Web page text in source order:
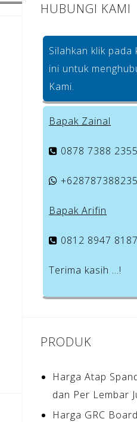
HUBUNGI KAMI
Silahkan klik
ini untuk
Kami.
Bapak Zainal
0878 7388 2355
Bapak Arifin
0812 8947 8187
Terima kasih …!
PRODUK
Harga Atap
dan Per Lembar
Harga GRC